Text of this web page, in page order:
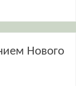
Нового